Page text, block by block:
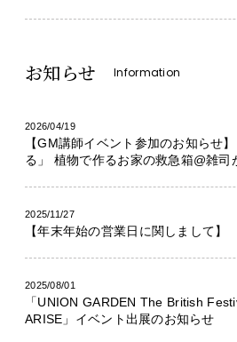
お知らせ Information
2026/04/19
【GM講師イベント参加のお知らせ
る」 植物で作るお家の救急箱@雑司
2025/11/27
【年末年始の営業日に関しまして】
2025/08/01
「UNION GARDEN The British
ARISE」イベント出展のお知らせ